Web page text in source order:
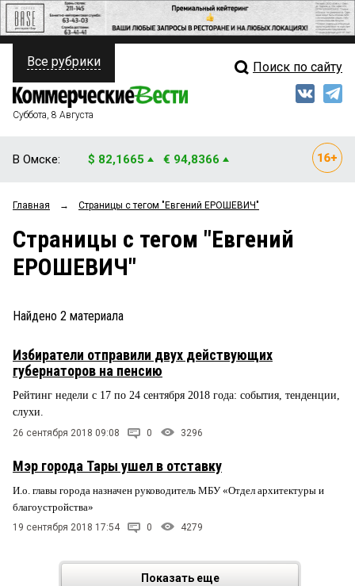
ПОЛИТИКА
ФИНАНСЫ
ОБЩЕСТВО
ЗАКОН
ПРОИСШЕСТВИЯ
СТИЛЬ ЖИЗНИ
Свежий выпуск
Мнения
Рейтинги
Все рубрики Поиск по сайту
Суббота, 8 Августа
В Омске: $ 82,1665 € 94,8366
Главная → Страницы c тегом "Евгений ЕРОШЕВИЧ"
Страницы c тегом "Евгений
ЕРОШЕВИЧ"
Найдено 2 материала
Избиратели отправили двух действующих
губернаторов на пенсию
Рейтинг недели с 17 по 24 сентября 2018 года: события, тенденции,
слухи.
26 сентября 2018 09:08 0 3296
Мэр города Тары ушел в отставку
И.о. главы города назначен руководитель МБУ «Отдел архитектуры и
благоустройства»
19 сентября 2018 17:54 0 4279
Показать еще